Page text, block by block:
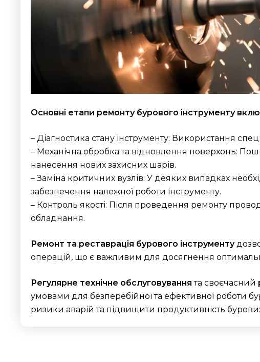
Основні етапи ремонту бурового інструменту
– Діагностика стану інструменту: Використання
– Механічна обробка та відновлення поверхонь:
нанесення нових захисних шарів.
– Заміна критичних вузлів: У деяких випадках
забезпечення належної роботи інструменту.
– Контроль якості: Після проведення ремонту
обладнання.
Ремонт та реставрація бурового інструменту
операцій, що є важливим для досягнення
Регулярне технічне обслуговування та своєчасний
умовами для безперебійної та ефективної роботи
ризики аварій та підвищити продуктивність